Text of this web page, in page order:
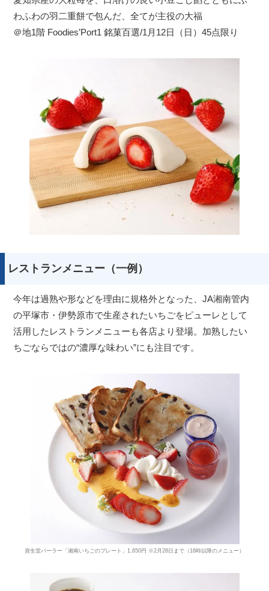
わふわの羽二重餅で包んだ、全てが主役の大福
＠地1階 Foodies’Port1 銘菓百選/1月12日（日）45点限り
レストランメニュー（一例）
今年は過熟や形などを理由に規格外となった、JA湘南管内
の平塚市・伊勢原市で生産されたいちごをピューレとして
活用したレストランメニューも各店より登場。加熟したい
ちごならではの“濃厚な味わい”にも注目です。
資生堂パーラー「湘南いちごのプレート」1,650円 ※2月28日まで（16時以降のメニュー）